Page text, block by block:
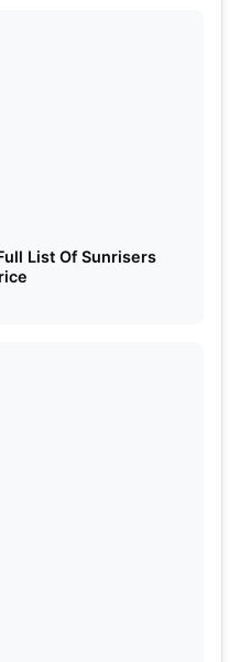
List Of Sunrisers